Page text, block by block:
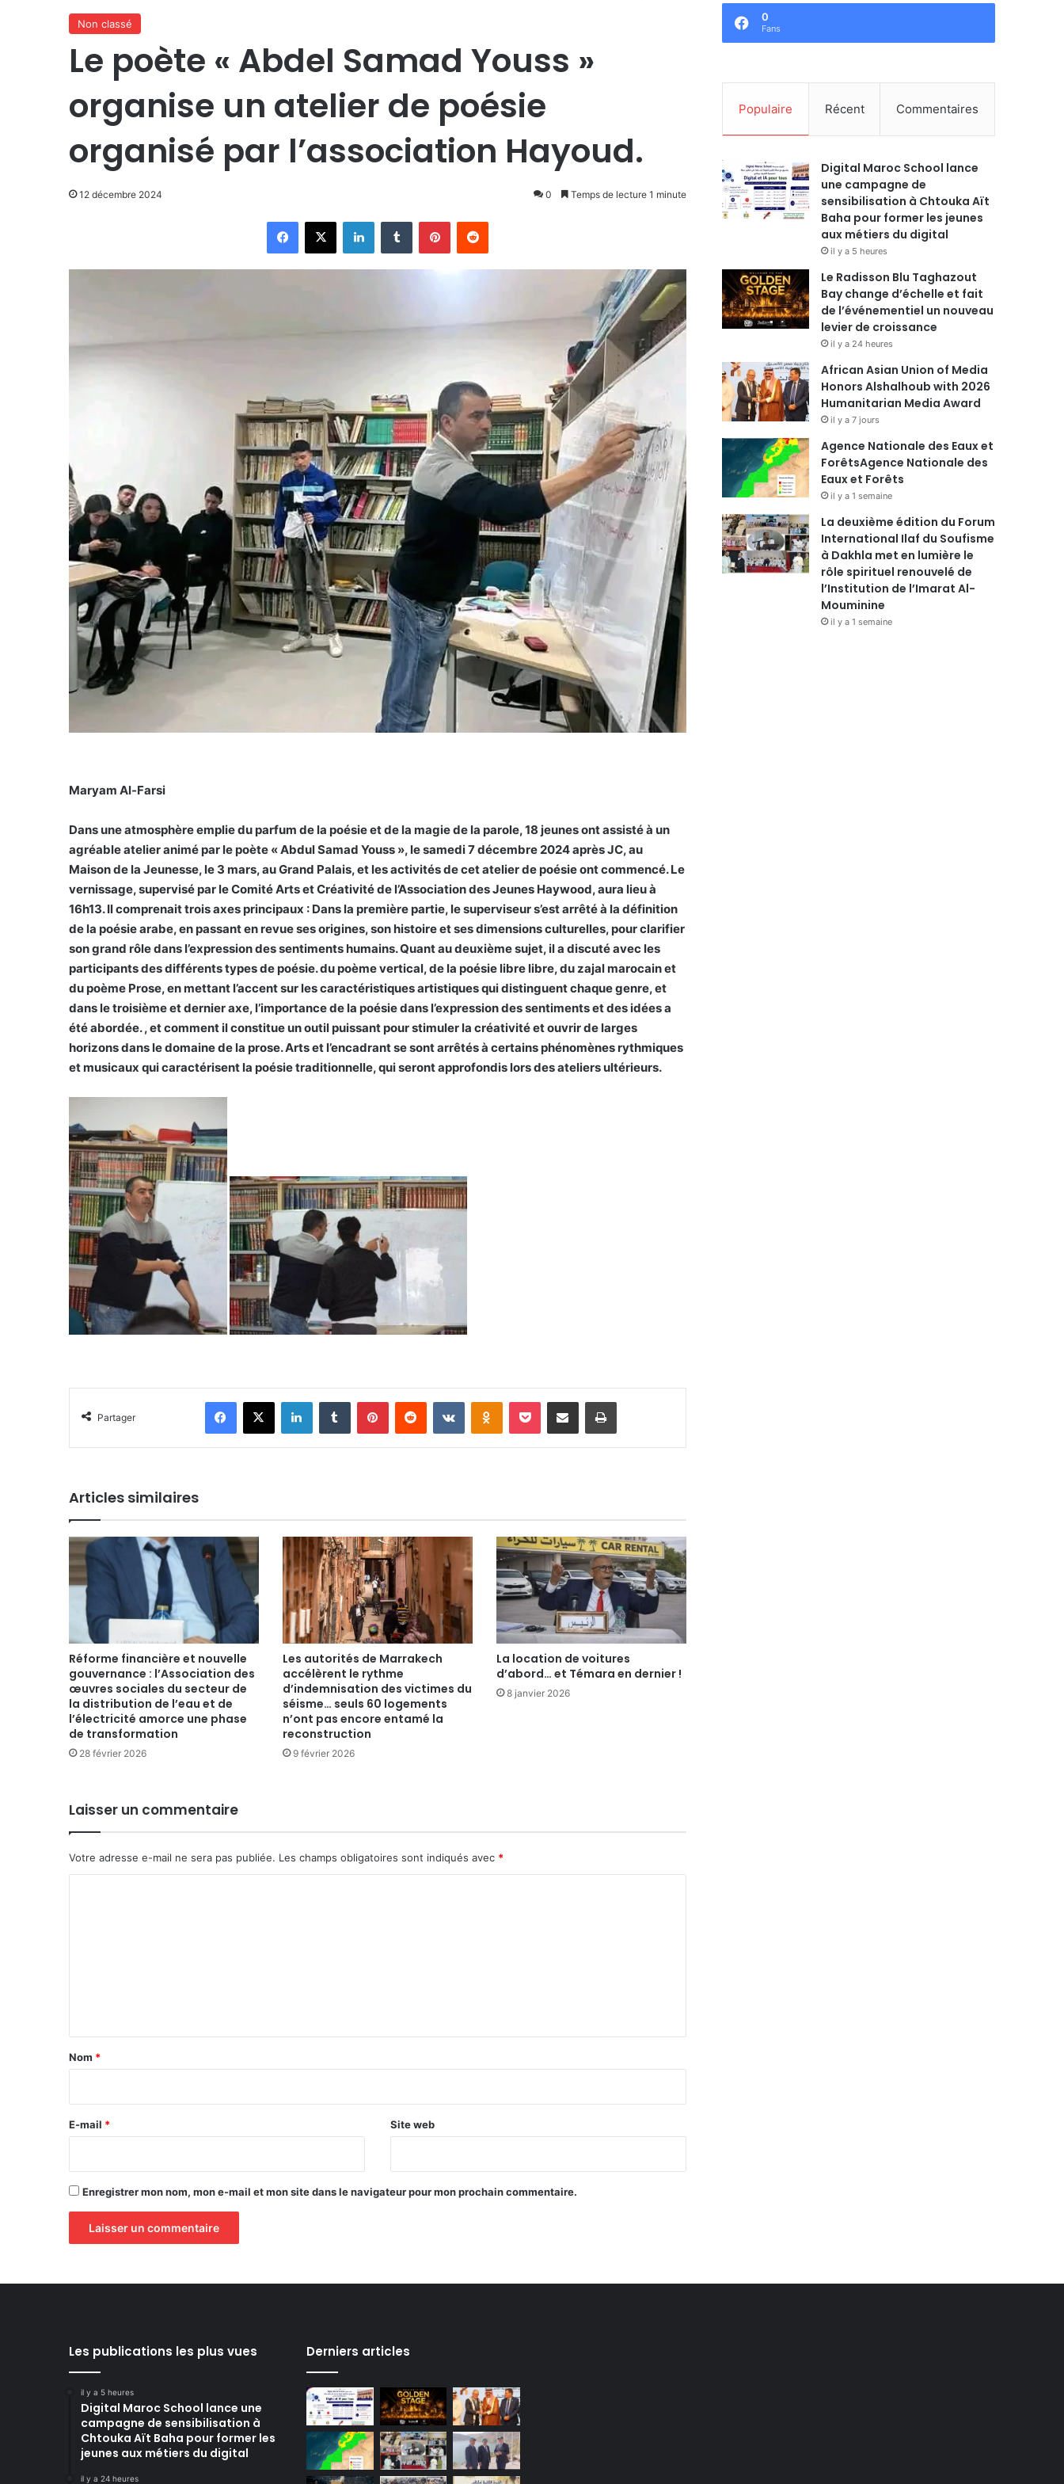
Non classé
Le poète « Abdel Samad Youss »
organise un atelier de poésie
organisé par l’association Hayoud.
12 décembre 2024 0 Temps de lecture 1 minute
Maryam Al-Farsi
Dans une atmosphère emplie du parfum de la poésie et de la magie de la parole, 18 jeunes ont assisté à un
agréable atelier animé par le poète « Abdul Samad Youss », le samedi 7 décembre 2024 après JC, au
Maison de la Jeunesse, le 3 mars, au Grand Palais, et les activités de cet atelier de poésie ont commencé. Le
vernissage, supervisé par le Comité Arts et Créativité de l’Association des Jeunes Haywood, aura lieu à
16h13. Il comprenait trois axes principaux : Dans la première partie, le superviseur s’est arrêté à la définition
de la poésie arabe, en passant en revue ses origines, son histoire et ses dimensions culturelles, pour clarifier
son grand rôle dans l’expression des sentiments humains. Quant au deuxième sujet, il a discuté avec les
participants des différents types de poésie. du poème vertical, de la poésie libre libre, du zajal marocain et
du poème Prose, en mettant l’accent sur les caractéristiques artistiques qui distinguent chaque genre, et
dans le troisième et dernier axe, l’importance de la poésie dans l’expression des sentiments et des idées a
été abordée. , et comment il constitue un outil puissant pour stimuler la créativité et ouvrir de larges
horizons dans le domaine de la prose. Arts et l’encadrant se sont arrêtés à certains phénomènes rythmiques
et musicaux qui caractérisent la poésie traditionnelle, qui seront approfondis lors des ateliers ultérieurs.
Partager
Facebook X Linkedin Tumblr Pinterest Reddit VKontakte Odnoklassniki Pocket Partager par email Imprimer
Articles similaires
Réforme financière et nouvelle
gouvernance : l’Association des
œuvres sociales du secteur de
la distribution de l’eau et de
l’électricité amorce une phase
de transformation
28 février 2026
Les autorités de Marrakech
accélèrent le rythme
d’indemnisation des victimes du
séisme… seuls 60 logements
n’ont pas encore entamé la
reconstruction
9 février 2026
La location de voitures
d’abord… et Témara en dernier !
8 janvier 2026
Laisser un commentaire
Votre adresse e-mail ne sera pas publiée. Les champs obligatoires sont indiqués avec *
a
e
Nom *
E-mail * Site web
Enregistrer mon nom, mon e-mail et mon site dans le navigateur pour mon prochain commentaire.
0
Fans
Populaire Récent Commentaires
Digital Maroc School lance
une campagne de
sensibilisation à Chtouka Aït
Baha pour former les jeunes
aux métiers du digital
il y a 5 heures
Le Radisson Blu Taghazout
Bay change d’échelle et fait
de l’événementiel un nouveau
levier de croissance
il y a 24 heures
African Asian Union of Media
Honors Alshalhoub with 2026
Humanitarian Media Award
il y a 7 jours
Agence Nationale des Eaux et
ForêtsAgence Nationale des
Eaux et Forêts
il y a 1 semaine
La deuxième édition du Forum
International Ilaf du Soufisme
à Dakhla met en lumière le
rôle spirituel renouvelé de
l’Institution de l’Imarat Al-
Mouminine
il y a 1 semaine
Les publications les plus vues
il y a 5 heures
Digital Maroc School lance une
campagne de sensibilisation à
Chtouka Aït Baha pour former les
jeunes aux métiers du digital
il y a 24 heures
Derniers articles